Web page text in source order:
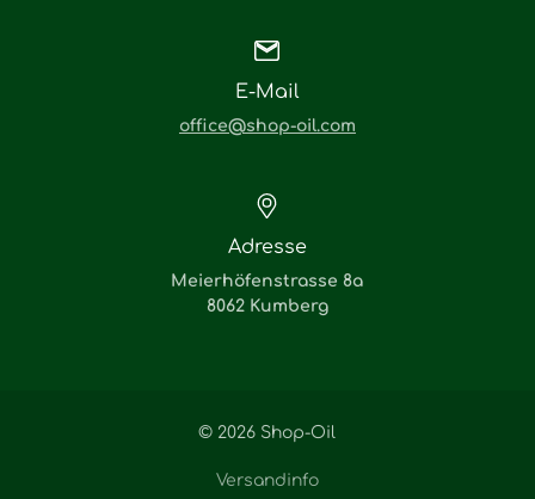
E-Mail
office@shop-oil.com
Adresse
Meierhöfenstrasse 8a
8062 Kumberg
© 2026 Shop-Oil
Versandinfo